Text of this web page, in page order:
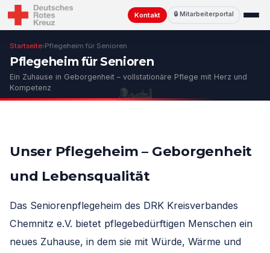
Kontakt 🔒 Mitarbeiterportal
Startseite›Pflegeheim für Senioren
Pflegeheim für Senioren
Ein Zuhause in Geborgenheit – vollstationäre Pflege mit Herz und
Kompetenz
Unser Pflegeheim – Geborgenheit
und Lebensqualität
Das Seniorenpflegeheim des DRK Kreisverbandes
Chemnitz e.V. bietet pflegebedürftigen Menschen ein
neues Zuhause, in dem sie mit Würde, Wärme und